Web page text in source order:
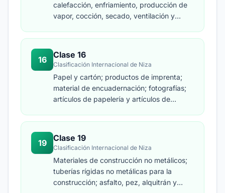
calefacción, enfriamiento, producción de
vapor, cocción, secado, ventilación y
instalaciones sanitarias.
16 Clase 16
Clasificación Internacional de Niza
Papel y cartón; productos de imprenta;
material de encuadernación; fotografías;
artículos de papelería y artículos de
(pegamentos) de papelería o para uso
para artistas; pinceles; material de
películas y bolsas de materias plásticas
para embalar y empaquetar; caracteres
de imprenta, clichés de imprenta.
19 Clase 19
Clasificación Internacional de Niza
Materiales de construcción no metálicos;
tuberías rígidas no metálicas para la
construcción; asfalto, pez, alquitrán y